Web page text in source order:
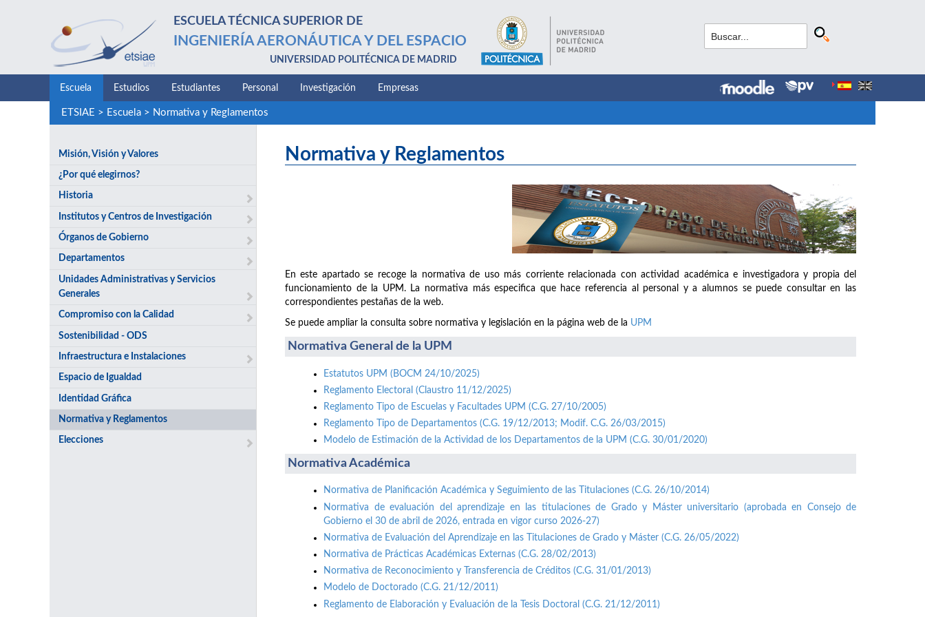
ESCUELA TÉCNICA SUPERIOR DE
INGENIERÍA AERONÁUTICA Y DEL ESPACIO
UNIVERSIDAD POLITÉCNICA DE MADRID
Escuela Estudios Estudiantes Personal Investigación Empresas
ETSIAE > Escuela> Normativa y Reglamentos
Misión, Visión y Valores
¿Por qué elegirnos?
Historia
Institutos y Centros de Investigación
Órganos de Gobierno
Departamentos
Unidades Administrativas y Servicios
Generales
Compromiso con la Calidad
Sostenibilidad - ODS
Infraestructura e Instalaciones
Espacio de Igualdad
Identidad Gráfica
Normativa y Reglamentos
Elecciones
Normativa y Reglamentos
En este apartado se recoge la normativa de uso más corriente relacionada con actividad académica e investigadora y propia del
funcionamiento de la UPM. La normativa más especifica que hace referencia al personal y a alumnos se puede consultar en las
correspondientes pestañas de la web.
Se puede ampliar la consulta sobre normativa y legislación en la página web de la UPM
Normativa General de la UPM
Estatutos UPM (BOCM 24/10/2025)
Reglamento Electoral (Claustro 11/12/2025)
Reglamento Tipo de Escuelas y Facultades UPM (C.G. 27/10/2005)
Reglamento Tipo de Departamentos (C.G. 19/12/2013; Modif. C.G. 26/03/2015)
Modelo de Estimación de la Actividad de los Departamentos de la UPM (C.G. 30/01/2020)
Normativa Académica
Normativa de Planificación Académica y Seguimiento de las Titulaciones (C.G. 26/10/2014)
Normativa de evaluación del aprendizaje en las titulaciones de Grado y Máster universitario (aprobada en Consejo de
Gobierno el 30 de abril de 2026, entrada en vigor curso 2026-27)
Normativa de Evaluación del Aprendizaje en las Titulaciones de Grado y Máster (C.G. 26/05/2022)
Normativa de Prácticas Académicas Externas (C.G. 28/02/2013)
Normativa de Reconocimiento y Transferencia de Créditos (C.G. 31/01/2013)
Modelo de Doctorado (C.G. 21/12/2011)
Reglamento de Elaboración y Evaluación de la Tesis Doctoral (C.G. 21/12/2011)